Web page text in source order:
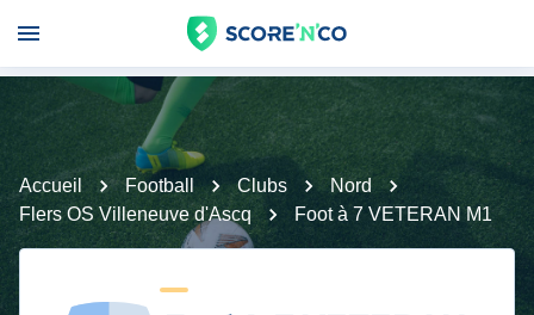
Accueil Football Clubs
Nord
Flers OS Villeneuve d'Ascq
Foot à 7 VETERAN M1